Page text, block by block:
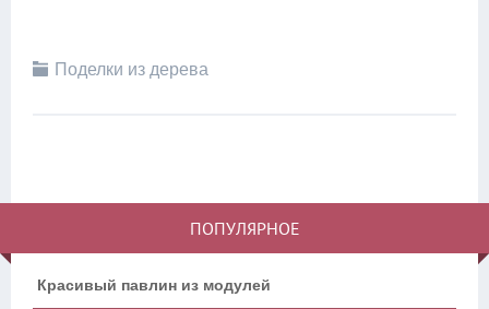
Поделки из дерева
ПОПУЛЯРНОЕ
Красивый павлин из модулей